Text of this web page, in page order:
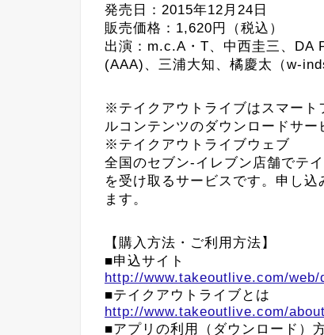
発売日：2015年12月24日
販売価格：1,620円（税込）
出演：m.c.A・T、中西圭三、DA
(AAA)、三浦大知、橘慶太（w-
※テイクアウトライブはスマート
ルコンテンツのダウンロードサー
※テイクアウトライブウェブ
全国のセブン-イレブン店舗でテ
を受け取るサービスです。申し
ます。
【購入方法・ご利用方法】
■申込サイト
http://www.takeoutlive.com/
■テイクアウトライブとは
http://www.takeoutlive.com/about
■アプリの利用（ダウンロード）